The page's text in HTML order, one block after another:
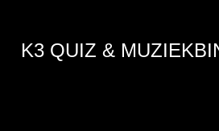
K3 QUIZ &